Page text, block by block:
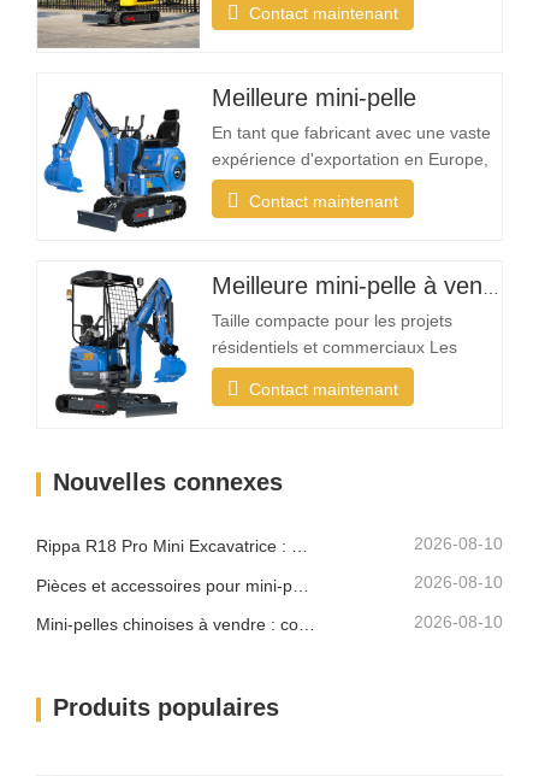
facile à utiliser pour les tâches
propriétaire, un agriculteur ou une
entreprise de location, la R319 offre
la…
Contact maintenant
Meilleure mini-pelle
En tant que fabricant avec une vaste
expérience d'exportation en Europe,
en Amérique du Nord, en Australie et
en Asie du Sud-Est, Rippa constate
pour les applications de jardin et
légères Qu'est-ce qui rend une mini-
pelle idéale…
Contact maintenant
Taille compacte pour les projets
résidentiels et commerciaux Les
projets d'aménagement paysager se
déroulent souvent dans des espaces
propriétés résidentielles. Une mini-
Contact maintenant
Nouvelles connexes
Rippa R18 Pro Mini Excavatrice : Excavatrice compacte conçue pour les travaux professionnels 2026-08-10
2026-08-10
2026-08-10
Produits populaires